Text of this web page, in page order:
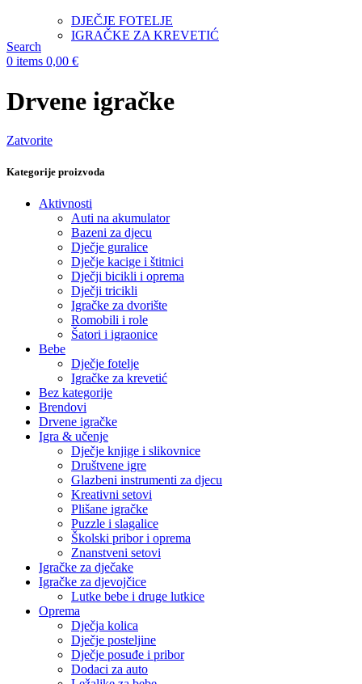
DJEČJE FOTELJE
IGRAČKE ZA KREVETIĆ
Search
0 items 0,00 €
Drvene igračke
Zatvorite
Kategorije proizvoda
Aktivnosti
Auti na akumulator
Bazeni za djecu
Dječje guralice
Dječje kacige i štitnici
Dječji bicikli i oprema
Dječji tricikli
Igračke za dvorište
Romobili i role
Šatori i igraonice
Bebe
Dječje fotelje
Igračke za krevetić
Bez kategorije
Brendovi
Drvene igračke
Igra & učenje
Dječje knjige i slikovnice
Društvene igre
Glazbeni instrumenti za djecu
Kreativni setovi
Plišane igračke
Puzzle i slagalice
Školski pribor i oprema
Znanstveni setovi
Igračke za dječake
Igračke za djevojčice
Lutke bebe i druge lutkice
Oprema
Dječja kolica
Dječje posteljine
Dječje posuđe i pribor
Dodaci za auto